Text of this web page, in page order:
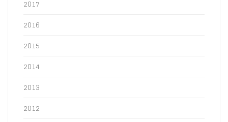
2017
2016
2015
2014
2013
2012